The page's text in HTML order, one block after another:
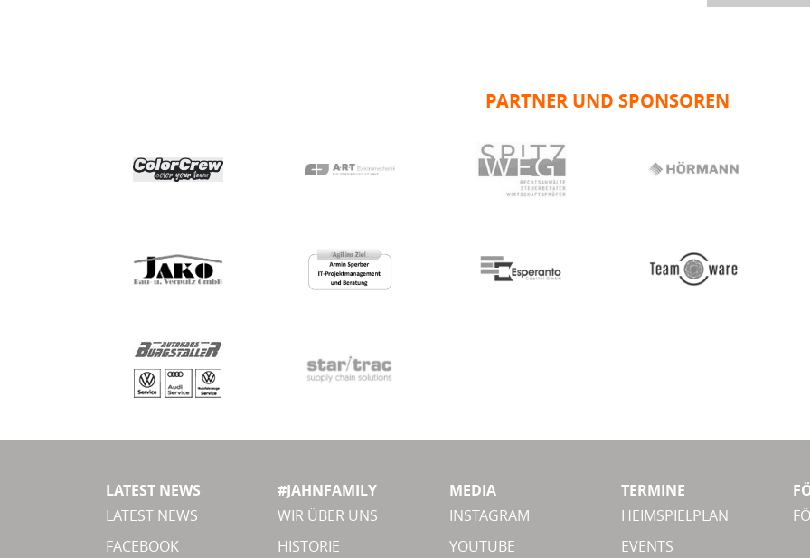
PARTNER UND SPONSOREN
LATEST NEWS
LATEST NEWS
FACEBOOK
#JAHNFAMILY
WIR ÜBER UNS
HISTORIE
MEDIA
INSTAGRAM
YOUTUBE
TERMINE
HEIMSPIELPLAN
EVENTS